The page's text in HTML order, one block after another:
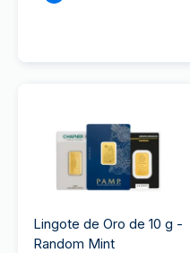
Lingote de Oro de 10 g -
Random Mint